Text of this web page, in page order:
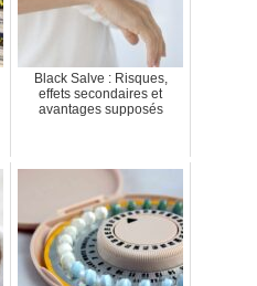
Black Salve : Risques,
effets secondaires et
avantages supposés